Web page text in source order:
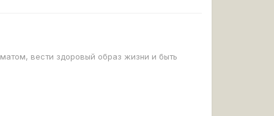
вести здоровый образ жизни и быть